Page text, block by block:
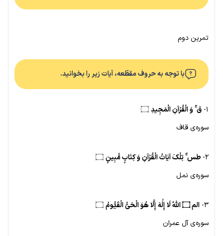
تمرین دوم
با توجه به حروف مقطّعه، آیات زیر را بخوانید.
۱- ق ۚ وَ الْقُرْآنِ الْمَجِیدِ
سوره‌ی قاف
۲- طس ۚ تِلْکَ آیَاتُ الْقُرْآنِ وَ کِتَابٍ مُّبِینٍ
سوره‌ی نمل
۳- الم ۝ اللَّهُ لَا إِلَٰهَ إِلَّا هُوَ الْحَیُّ الْقَیُّومُ
سوره‌ی آل عمران